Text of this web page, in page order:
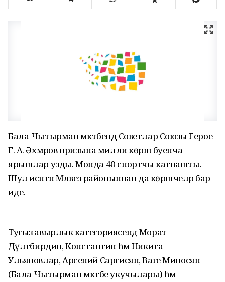
Бала-Чытырман мәктәбендә Советлар Союзы Герое
Г. А. Әхмәров призына милли көрәш буенча
ярышлар узды. Монда 40 спортчы катнашты.
Шул исәптән Мәләвез районыннан да көрәшчеләр бар
иде.
Тугыз авырлык категориясендә Морат
Дәүләтбирдин, Константин һәм Никита
Ульяновлар, Арсений Саргисян, Ваге Миносян
(Бала-Чытырман мәктәбе укучылары) һәм